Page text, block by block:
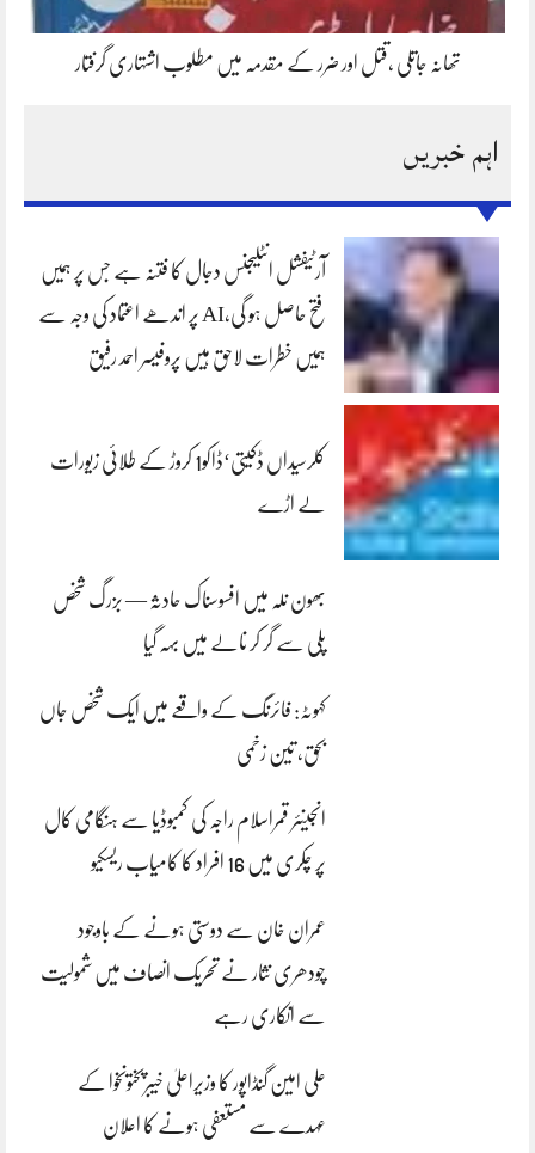
تھانہ جاتلی ،قتل اور ضرر کے مقدمہ میں مطلوب اشتہاری گرفتار
اہم خبریں
آرٹیفشل انٹلیجنس دجال کا فتنہ ہے جس پر ہمیں
فتح حاصل ہو گی،AI پر اندھے اعتماد کی وجہ سے
ہمیں خطرات لاحق ہیں پروفیسر احمد رفیق
کلرسیداں ڈکیتی‘ڈاکو1 کروڑ کے طلائی زیورات
لے اڑے
بھون نلہ میں افسوسناک حادثہ — بزرگ شخص
پلی سے گر کر نالے میں بہہ گیا
کہوٹہ: فائرنگ کے واقعے میں ایک شخص جاں
بحق، تین زخمی
انجینئر قمراسلام راجہ کی کمبوڈیا سے ہنگامی کال
پر چکری میں 16 افراد کا کامیاب ریسکیو
عمران خان سے دوستی ہونے کے باوجود
چودھری نثار نے تحریک انصاف میں شمولیت
سے انکاری رہے
علی امین گنڈاپور کا وزیراعلیٰ خیبرپختونخوا کے
عہدے سے مستعفی ہونے کا اعلان